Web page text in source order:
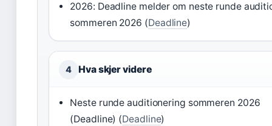
2026: Deadline melder om neste runde
sommeren 2026 (Deadline)
4 Hva skjer videre
Neste runde auditionering sommeren 2026
(Deadline) (Deadline)